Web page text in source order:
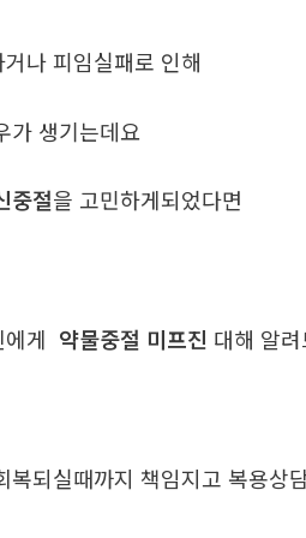
나 피임실패로 인해
가 생기는데요
중절을 고민하게되었다면
게 약물중절 미프진 대해 알
복되실때까지 책임지고 복용상